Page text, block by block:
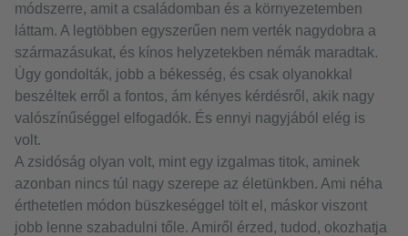
módszerre, amit a családomban és a környezetemben
láttam. A legtöbben egyszerűen nem verték nagydobra a
származásukat, és kínos helyzetekben némák maradtak.
Úgy gondolták, jobb a békesség, és csak olyanokkal
beszéltek erről a fontos, ám kényes kérdésről, akik nagy
valószínűséggel elfogadók. És ennyi nagyjából elég is
volt.
A zsidóság olyan volt, mint egy izgalmas titok, aminek
azonban nincs túl nagy szerepe az életünkben. Ami néha
érthetetlen módon büszkeséggel tölt el, máskor viszont
jobb lenne szabadulni tőle. Amiről érzed, tudod, okozhatja